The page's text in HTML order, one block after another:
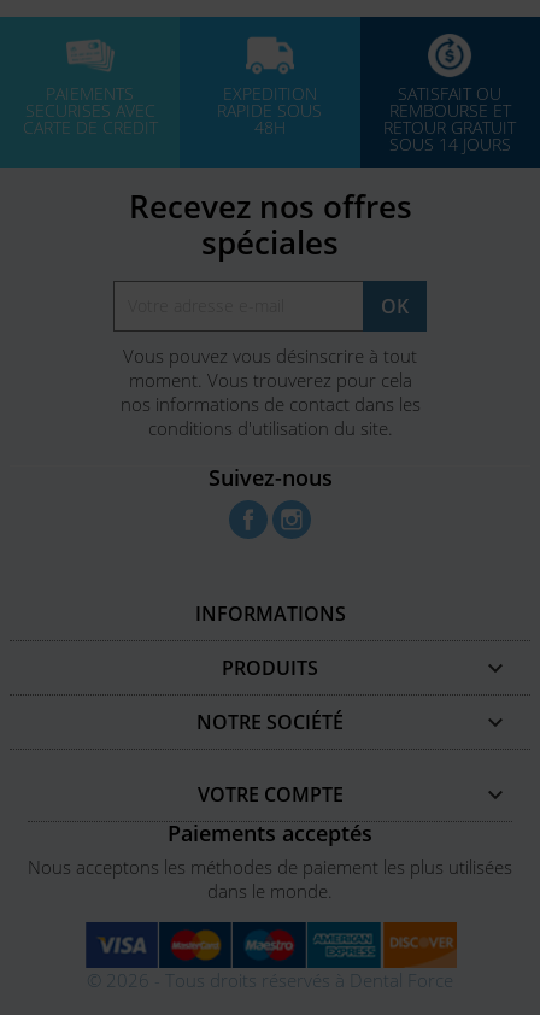
PAIEMENTS
SECURISES AVEC
CARTE DE CREDIT
EXPEDITION
RAPIDE SOUS
48H
SATISFAIT OU
REMBOURSE ET
RETOUR GRATUIT
SOUS 14 JOURS
Recevez nos offres
spéciales
Vous pouvez vous désinscrire à tout
moment. Vous trouverez pour cela
nos informations de contact dans les
conditions d'utilisation du site.
Suivez-nous
Facebook
INFORMATIONS
PRODUITS 
NOTRE SOCIÉTÉ 
VOTRE COMPTE

Paiements acceptés
Nous acceptons les méthodes de paiement les plus utilisées
dans le monde.
© 2026 - Tous droits réservés à Dental Force